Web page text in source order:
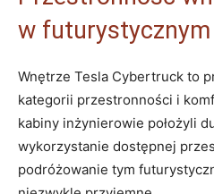
w futurystycznym
Wnętrze Tesla Cybertruck⁢ to
kategorii przestronności⁤ i
kabiny inżynierowie ⁣położyli
wykorzystanie‌ dostępnej
podróżowanie tym